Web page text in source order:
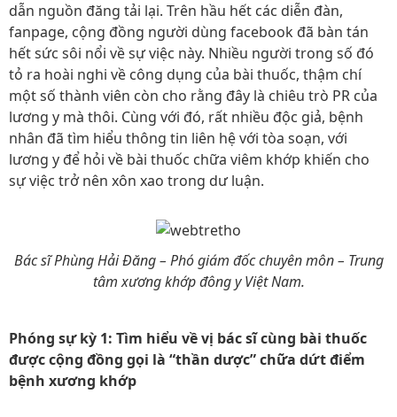
dẫn nguồn đăng tải lại. Trên hầu hết các diễn đàn,
fanpage, cộng đồng người dùng facebook đã bàn tán
hết sức sôi nổi về sự việc này. Nhiều người trong số đó
tỏ ra hoài nghi về công dụng của bài thuốc, thậm chí
một số thành viên còn cho rằng đây là chiêu trò PR của
lương y mà thôi. Cùng với đó, rất nhiều độc giả, bệnh
nhân đã tìm hiểu thông tin liên hệ với tòa soạn, với
lương y để hỏi về bài thuốc chữa viêm khớp khiến cho
sự việc trở nên xôn xao trong dư luận.
Bác sĩ Phùng Hải Đăng – Phó giám đốc chuyên môn – Trung
tâm xương khớp đông y Việt Nam.
Phóng sự kỳ 1: Tìm hiểu về vị bác sĩ cùng bài thuốc
được cộng đồng gọi là “thần dược” chữa dứt điểm
bệnh xương khớp